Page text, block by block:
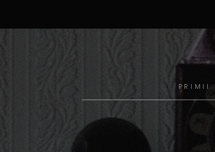
PRIMII